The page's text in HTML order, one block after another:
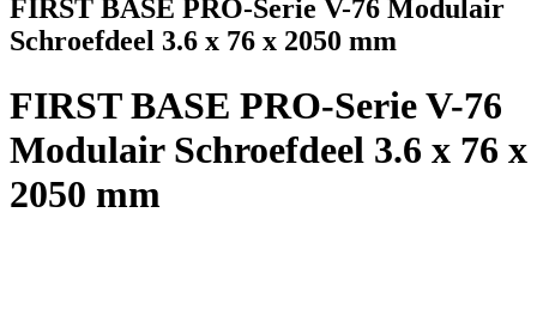
FIRST BASE PRO-Serie V-76 Modulair
Schroefdeel 3.6 x 76 x 2050 mm
FIRST BASE PRO-Serie V-76
Modulair Schroefdeel 3.6 x 76 x
2050 mm